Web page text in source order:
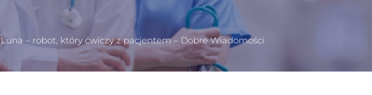
Luna – robot, który ćwiczy z pacjentem – Dobre Wiadomości